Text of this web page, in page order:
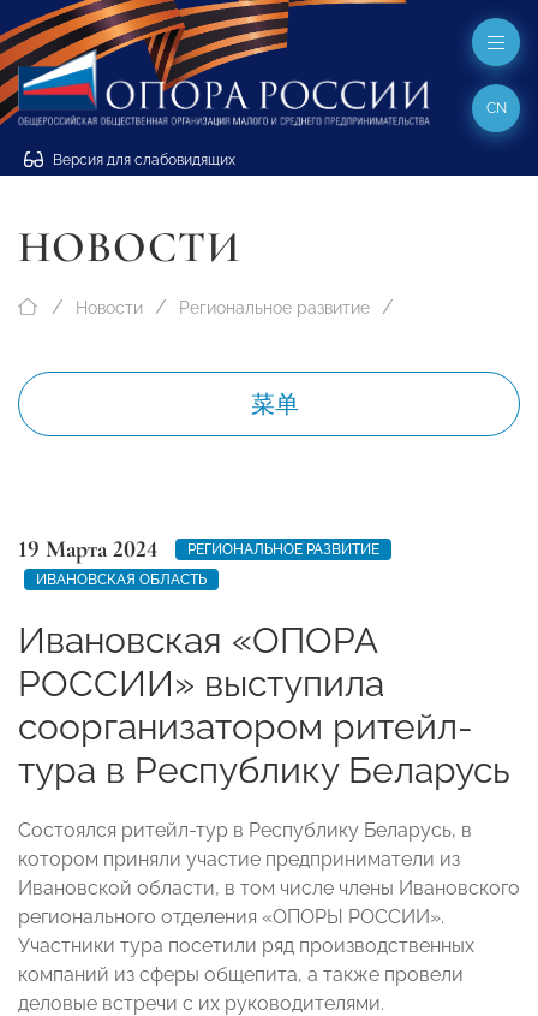
Версия для слабовидящих
CN
НОВОСТИ
Новости Региональное развитие
菜单
19 Марта 2024
РЕГИОНАЛЬНОЕ РАЗВИТИЕ
ИВАНОВСКАЯ ОБЛАСТЬ
Ивановская «ОПОРА
РОССИИ» выступила
соорганизатором ритейл-
тура в Республику Беларусь
Состоялся ритейл-тур в Республику Беларусь, в
котором приняли участие предприниматели из
Ивановской области, в том числе члены Ивановского
регионального отделения «ОПОРЫ РОССИИ».
Участники тура посетили ряд производственных
компаний из сферы общепита, а также провели
деловые встречи с их руководителями.